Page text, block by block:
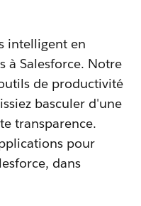
intelligent en
à Salesforce. Notre
de productivité
basculer d'une
transparence.
pour
dans